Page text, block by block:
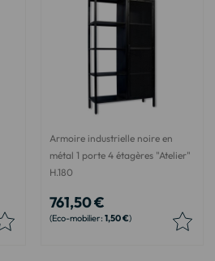
Armoire industrielle noire en
métal 1 porte 4 étagères "Atelier"
H.180
761,50 €
1,50 €